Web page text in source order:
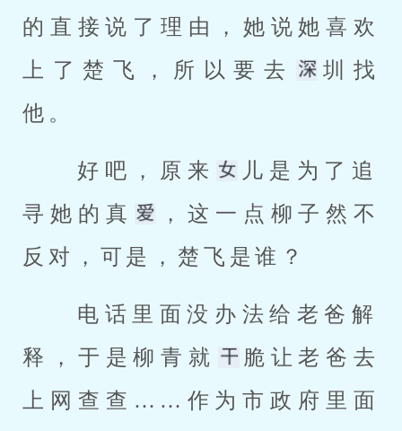
的直接说了理由，她说她喜欢
上了楚飞，所以要去
圳找
他。
好吧，原来
儿是为了追
寻她的真
，这一点柳子然不
反对，可是，楚飞是谁？
释，于是柳青就
脆让老爸去
上网查查……作为市政府里面